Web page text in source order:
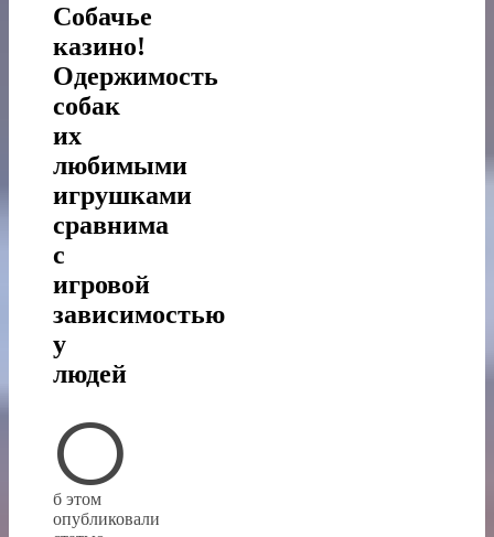
Собачье
казино!
Одержимость
собак
их
любимыми
игрушками
сравнима
с
игровой
зависимостью
у
людей
О
б этом
опубликовали